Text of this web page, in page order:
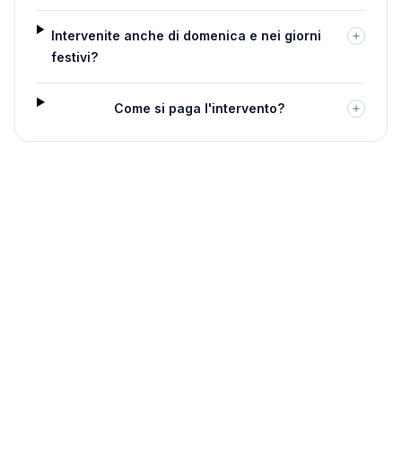
Intervenite anche di domenica e nei giorni
festivi?
Come si paga l'intervento?